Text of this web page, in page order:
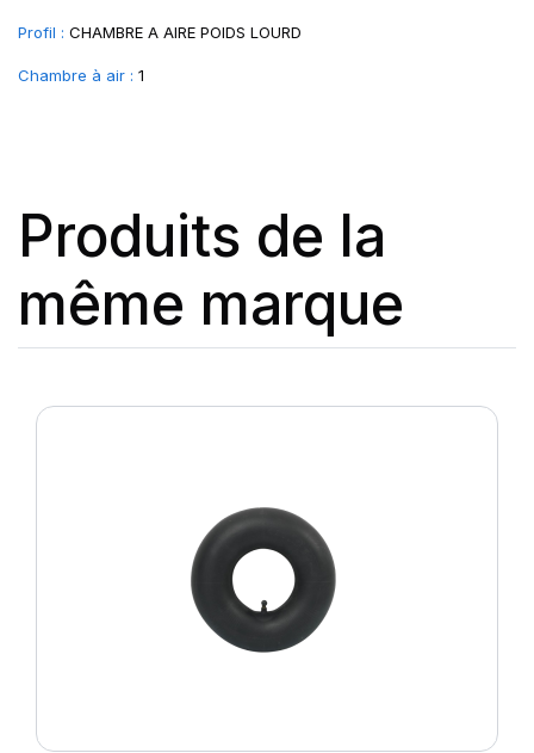
Profil : CHAMBRE A AIRE POIDS LOURD
Chambre à air : 1
Produits de la
même marque